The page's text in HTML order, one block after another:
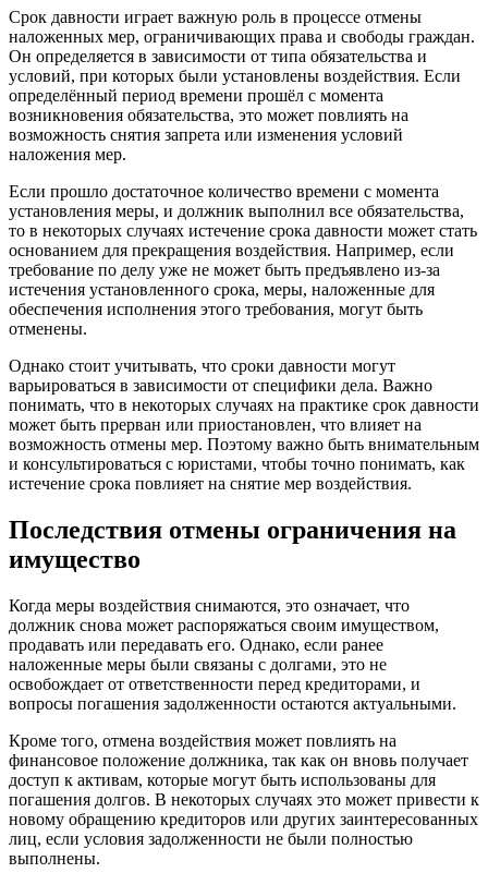
Срок давности играет важную роль в процессе отмены
наложенных мер, ограничивающих права и свободы граждан.
Он определяется в зависимости от типа обязательства и
условий, при которых были установлены воздействия. Если
определённый период времени прошёл с момента
возникновения обязательства, это может повлиять на
возможность снятия запрета или изменения условий
наложения мер.
Если прошло достаточное количество времени с момента
установления меры, и должник выполнил все обязательства,
то в некоторых случаях истечение срока давности может стать
основанием для прекращения воздействия. Например, если
требование по делу уже не может быть предъявлено из-за
истечения установленного срока, меры, наложенные для
обеспечения исполнения этого требования, могут быть
отменены.
Однако стоит учитывать, что сроки давности могут
варьироваться в зависимости от специфики дела. Важно
понимать, что в некоторых случаях на практике срок давности
может быть прерван или приостановлен, что влияет на
возможность отмены мер. Поэтому важно быть внимательным
и консультироваться с юристами, чтобы точно понимать, как
истечение срока повлияет на снятие мер воздействия.
Последствия отмены ограничения на
имущество
Когда меры воздействия снимаются, это означает, что
должник снова может распоряжаться своим имуществом,
продавать или передавать его. Однако, если ранее
наложенные меры были связаны с долгами, это не
освобождает от ответственности перед кредиторами, и
вопросы погашения задолженности остаются актуальными.
Кроме того, отмена воздействия может повлиять на
финансовое положение должника, так как он вновь получает
доступ к активам, которые могут быть использованы для
погашения долгов. В некоторых случаях это может привести к
новому обращению кредиторов или других заинтересованных
лиц, если условия задолженности не были полностью
выполнены.